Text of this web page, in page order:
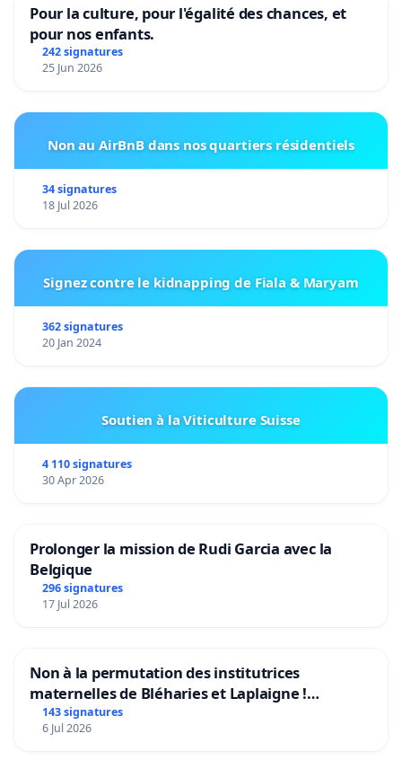
Pour la culture, pour l'égalité des chances, et
pour nos enfants.
242 signatures
25 Jun 2026
Non au AirBnB dans nos quartiers résidentiels
34 signatures
18 Jul 2026
Signez contre le kidnapping de Fiala & Maryam
362 signatures
20 Jan 2024
Soutien à la Viticulture Suisse
4 110 signatures
30 Apr 2026
Prolonger la mission de Rudi Garcia avec la
Belgique
296 signatures
17 Jul 2026
Non à la permutation des institutrices
maternelles de Bléharies et Laplaigne !
Préservons la stabilité de nos enfants.
143 signatures
6 Jul 2026